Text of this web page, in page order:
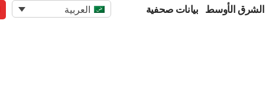
الشرق الأوسط بيانات صحفية العربية